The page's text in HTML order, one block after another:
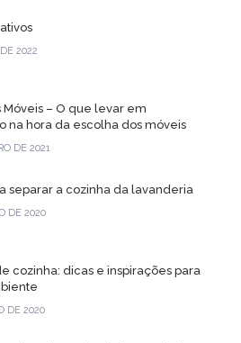
2022
Móveis – O que levar em
na hora da escolha dos móveis
DE 2021
separar a cozinha da lavanderia
DE 2020
cozinha: dicas e inspirações para
DE 2020